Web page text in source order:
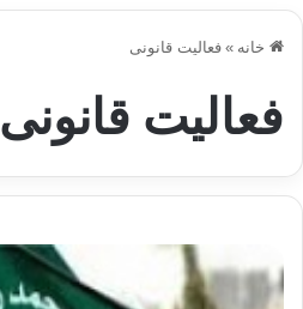
خانه » فعالیت قانونی
فعالیت قانونی